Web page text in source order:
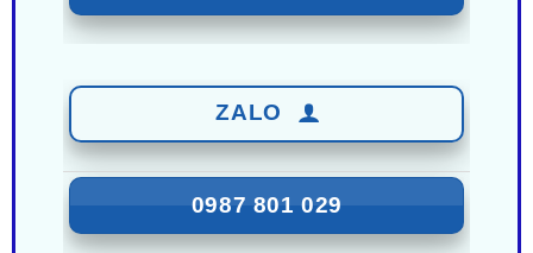
0987 801 029